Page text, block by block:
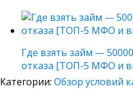
Где взять займ —
отказа [ТОП-5 МФО и
Категории: Обзор условий